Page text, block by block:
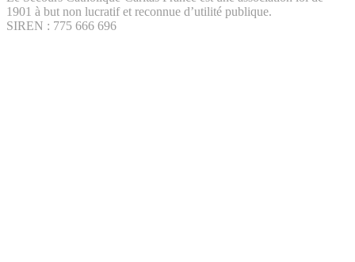
1901 à but non lucratif et reconnue d’utilité publique.
SIREN : 775 666 696